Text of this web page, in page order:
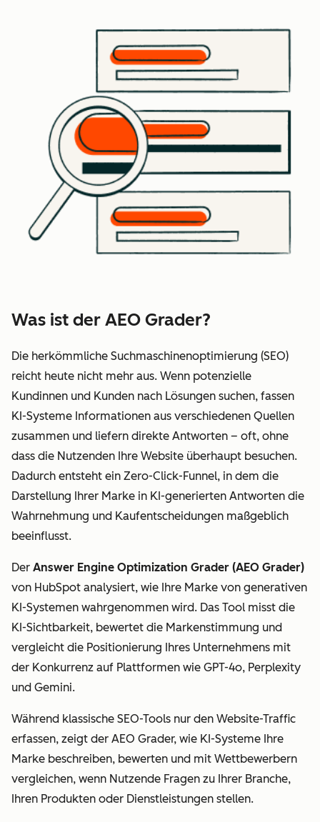
Was ist der AEO Grader?
Die herkömmliche Suchmaschinenoptimierung (SEO)
reicht heute nicht mehr aus. Wenn potenzielle
Kundinnen und Kunden nach Lösungen suchen, fassen
KI-Systeme Informationen aus verschiedenen Quellen
zusammen und liefern direkte Antworten – oft, ohne
dass die Nutzenden Ihre Website überhaupt besuchen.
Dadurch entsteht ein Zero-Click-Funnel, in dem die
Darstellung Ihrer Marke in KI-generierten Antworten die
Wahrnehmung und Kaufentscheidungen maßgeblich
beeinflusst.
Der Answer Engine Optimization Grader (AEO Grader)
von HubSpot analysiert, wie Ihre Marke von generativen
KI-Systemen wahrgenommen wird. Das Tool misst die
KI-Sichtbarkeit, bewertet die Markenstimmung und
vergleicht die Positionierung Ihres Unternehmens mit
der Konkurrenz auf Plattformen wie GPT-4o, Perplexity
und Gemini.
Während klassische SEO-Tools nur den Website-Traffic
erfassen, zeigt der AEO Grader, wie KI-Systeme Ihre
Marke beschreiben, bewerten und mit Wettbewerbern
vergleichen, wenn Nutzende Fragen zu Ihrer Branche,
Ihren Produkten oder Dienstleistungen stellen.